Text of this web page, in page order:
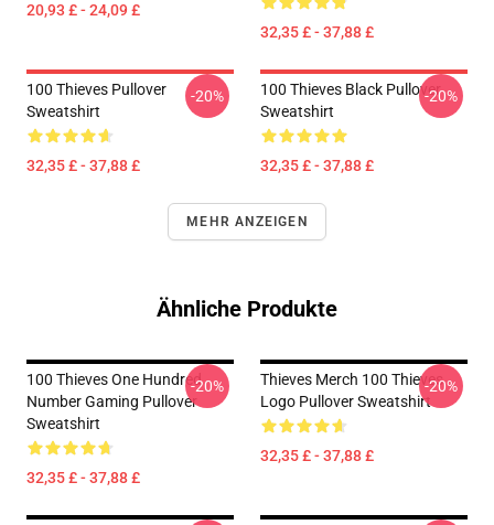
20,93 £ - 24,09 £
32,35 £ - 37,88 £
100 Thieves Pullover
Sweatshirt
32,35 £ - 37,88 £
-20%
100 Thieves Black Pullover
Sweatshirt
32,35 £ - 37,88 £
-20%
MEHR ANZEIGEN
Ähnliche Produkte
100 Thieves One Hundred
Number Gaming Pullover
Sweatshirt
32,35 £ - 37,88 £
-20%
Thieves Merch 100 Thieves
Logo Pullover Sweatshirt
32,35 £ - 37,88 £
-20%